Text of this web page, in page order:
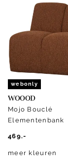
webonly
WOOOD
Mojo Bouclé
Elementenbank
469.-
meer kleuren